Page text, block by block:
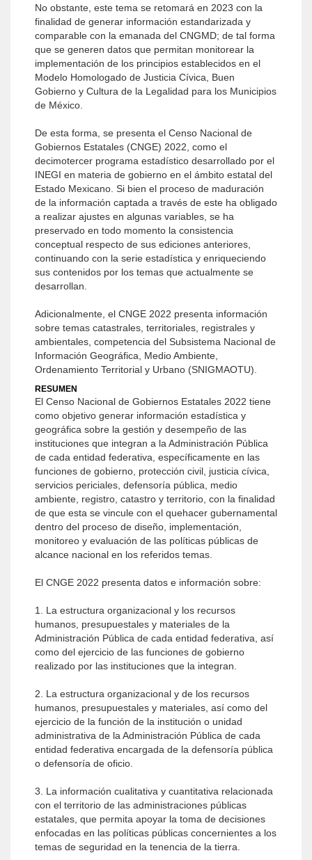
No obstante, este tema se retomará en 2023 con la
finalidad de generar información estandarizada y
comparable con la emanada del CNGMD; de tal forma
que se generen datos que permitan monitorear la
implementación de los principios establecidos en el
Modelo Homologado de Justicia Cívica, Buen
Gobierno y Cultura de la Legalidad para los Municipios
de México.
De esta forma, se presenta el Censo Nacional de
Gobiernos Estatales (CNGE) 2022, como el
decimotercer programa estadístico desarrollado por el
INEGI en materia de gobierno en el ámbito estatal del
Estado Mexicano. Si bien el proceso de maduración
de la información captada a través de este ha obligado
a realizar ajustes en algunas variables, se ha
preservado en todo momento la consistencia
conceptual respecto de sus ediciones anteriores,
continuando con la serie estadística y enriqueciendo
sus contenidos por los temas que actualmente se
desarrollan.
Adicionalmente, el CNGE 2022 presenta información
sobre temas catastrales, territoriales, registrales y
ambientales, competencia del Subsistema Nacional de
Información Geográfica, Medio Ambiente,
Ordenamiento Territorial y Urbano (SNIGMAOTU).
RESUMEN
El Censo Nacional de Gobiernos Estatales 2022 tiene
como objetivo generar información estadística y
geográfica sobre la gestión y desempeño de las
instituciones que integran a la Administración Pública
de cada entidad federativa, específicamente en las
funciones de gobierno, protección civil, justicia cívica,
servicios periciales, defensoría pública, medio
ambiente, registro, catastro y territorio, con la finalidad
de que esta se vincule con el quehacer gubernamental
dentro del proceso de diseño, implementación,
monitoreo y evaluación de las políticas públicas de
alcance nacional en los referidos temas.
El CNGE 2022 presenta datos e información sobre:
1. La estructura organizacional y los recursos
humanos, presupuestales y materiales de la
Administración Pública de cada entidad federativa, así
como del ejercicio de las funciones de gobierno
realizado por las instituciones que la integran.
2. La estructura organizacional y de los recursos
humanos, presupuestales y materiales, así como del
ejercicio de la función de la institución o unidad
administrativa de la Administración Pública de cada
entidad federativa encargada de la defensoría pública
o defensoría de oficio.
3. La información cualitativa y cuantitativa relacionada
con el territorio de las administraciones públicas
estatales, que permita apoyar la toma de decisiones
enfocadas en las políticas públicas concernientes a los
temas de seguridad en la tenencia de la tierra.